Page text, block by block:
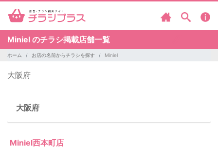
Miniel のチラシ掲載店舗一覧
ホーム お店の名前からチラシを探す Miniel
大阪府
大阪府
Miniel西本町店